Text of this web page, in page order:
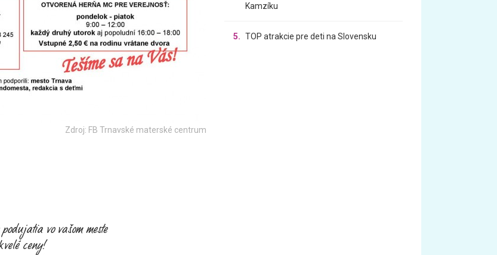
Zdroj: FB Trnavské materské centrum
Kamzíku
5. TOP atrakcie pre deti na Slovensku